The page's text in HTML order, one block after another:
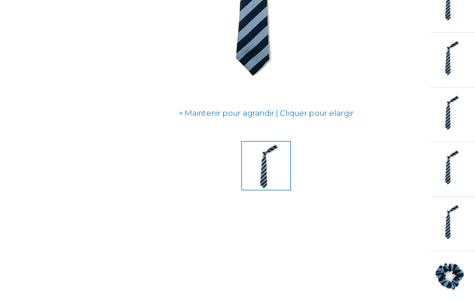
Maintenir pour agrandir | Cliquer pour elargir